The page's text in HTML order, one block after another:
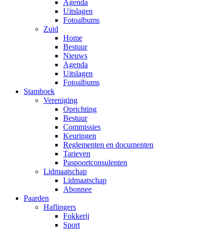
Agenda
Uitslagen
Fotoalbums
Zuid
Home
Bestuur
Nieuws
Agenda
Uitslagen
Fotoalbums
Stamboek
Vereniging
Oprichting
Bestuur
Commissies
Keuringen
Reglementen en documenten
Tarieven
Paspoortconsulenten
Lidmaatschap
Lidmaatschap
Abonnee
Paarden
Haflingers
Fokkerij
Sport